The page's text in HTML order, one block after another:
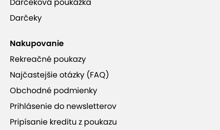
Darčeky
Nakupovanie
Rekreačné poukazy
Najčastejšie otázky (FAQ)
Obchodné podmienky
Prihlásenie do newsletterov
Pripísanie kreditu z poukazu